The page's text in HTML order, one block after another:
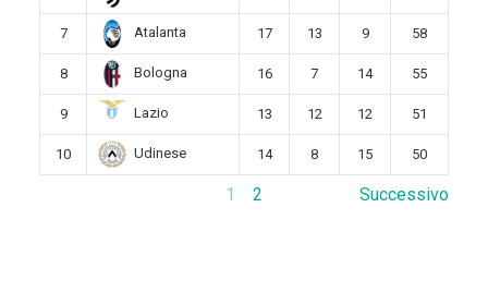
7 Atalanta 17 13 9 58
8 Bologna 16 7 14 55
9 Lazio 13 12 12 51
10 Udinese 14 8 15 50
1 2 Successivo